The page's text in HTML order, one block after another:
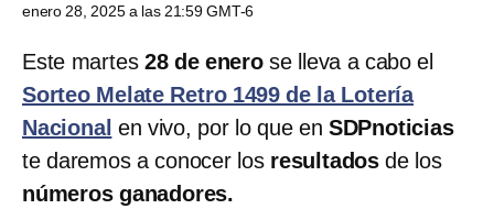
enero 28, 2025 a las 21:59 GMT-6
Este martes 28 de enerose lleva a cabo el
Sorteo Melate Retro 1499 de la Lotería
Nacional en vivo, por lo que en SDPnoticias
te daremos a conocer los resultadosde los
números ganadores.